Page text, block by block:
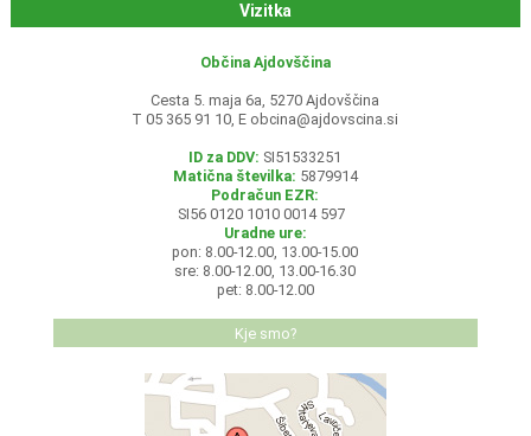
Vizitka
Občina Ajdovščina
Cesta 5. maja 6a, 5270 Ajdovščina
T 05 365 91 10, E obcina@ajdovscina.si
ID za DDV: SI51533251
Matična številka: 5879914
Podračun EZR:
SI56 0120 1010 0014 597
Uradne ure:
pon: 8.00-12.00, 13.00-15.00
sre: 8.00-12.00, 13.00-16.30
pet: 8.00-12.00
Kje smo?